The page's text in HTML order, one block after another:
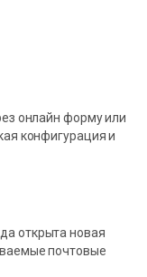
онлайн форму или
конфигурация и
открыта новая
почтовые